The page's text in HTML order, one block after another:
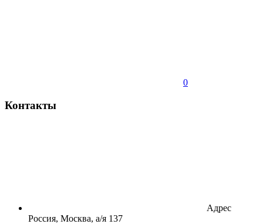
0
Контакты
Адрес
Россия, Москва, а/я 137